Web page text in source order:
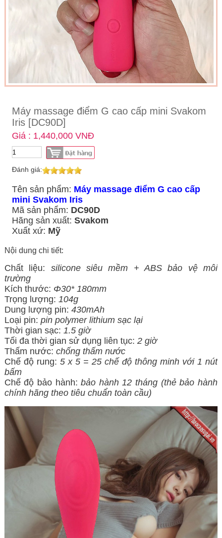
Máy massage điểm G cao cấp mini Svakom
Iris [DC90D]
Giá : 1,440,000 VNĐ
Đánh giá:
Tên sản phẩm: Máy massage điểm G cao cấp
mini Svakom Iris
Mã sản phẩm: DC90D
Hãng sản xuất: Svakom
Xuất xứ: Mỹ
Nội dung chi tiết:
Chất liệu: silicone siêu mềm + ABS bảo vệ môi
trường
Kích thước: Φ30* 180mm
Trọng lượng: 104g
Dung lượng pin: 430mAh
Loại pin: pin polymer lithium sạc lại
Thời gian sạc: 1.5 giờ
Tối đa thời gian sử dụng liên tục: 2 giờ
Thấm nước: chống thấm nước
Chế độ rung: 5 x 5 = 25 chế độ thông minh với 1 nút
bấm
Chế độ bảo hành:bảo hành 12 tháng (thẻ bảo hành
chính hãng theo tiêu chuẩn toàn cầu)